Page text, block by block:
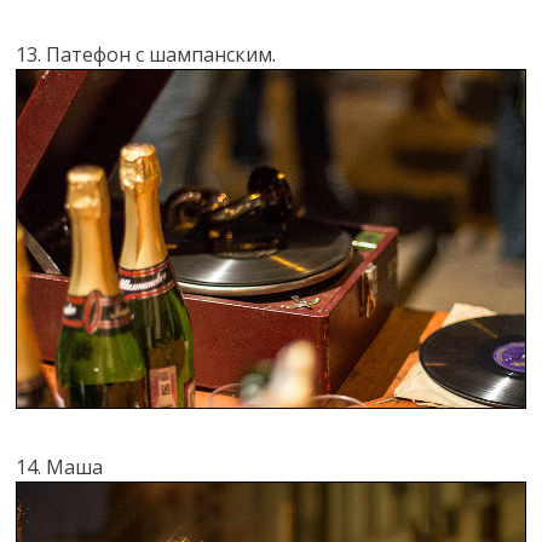
13. Патефон с шампанским.
14. Маша